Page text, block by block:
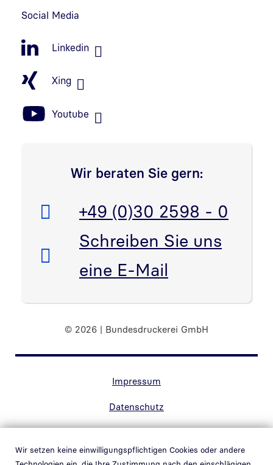
Wir setzen keine einwilligungspflichtigen Cookies oder andere
Social Media
Linkedin
Xing
Youtube
Wir beraten Sie gern:
Telefon:
+49 (0)30 2598 - 0
E-Mail:
Schreiben Sie uns
eine E-Mail
© 2026 | Bundesdruckerei GmbH
Impressum
Datenschutz
Barrierefreiheit